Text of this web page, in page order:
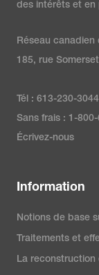
des intérêts et en
Réseau canadien
185, rue
Tél : 613-230-3044
Sans frais : 1-
Écrivez-nous
Information
Notions de base
Traitements et
La reconstruction